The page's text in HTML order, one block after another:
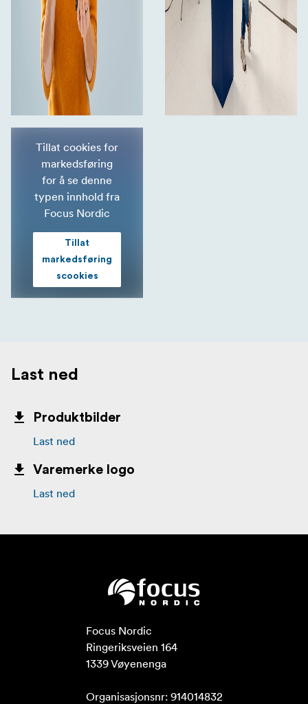
Tillat cookies for
markedsføring
for å se denne
typen innhold fra
Focus Nordic
Tillat
markedsføring
scookies
Last ned
Produktbilder
Last ned
Varemerke logo
Last ned
Focus Nordic
Ringeriksveien 164
1339 Vøyenenga
Organisasjonsnr: 914014832